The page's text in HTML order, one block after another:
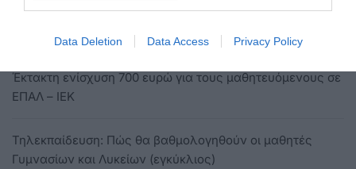
Data Deletion Data Access Privacy Policy
Εξυπηρέτηση πολιτών στον ΟΑΕΔ με ψηφιακό ραντεβού-
Σε λειτουργία νέα πλατφόρμα
Έκτακτη ενίσχυση 700 ευρώ για τους μαθητευόμενους σε
ΕΠΑΛ – ΙΕΚ
Τηλεκπαίδευση: Πώς θα βαθμολογηθούν οι μαθητές
Γυμνασίων και Λυκείων (εγκύκλιος)